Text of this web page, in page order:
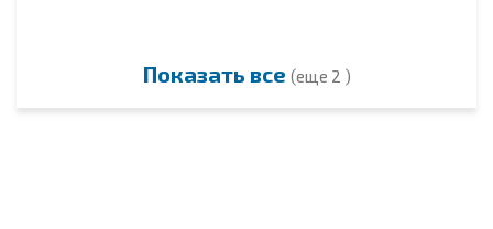
Показать все (еще 2 )